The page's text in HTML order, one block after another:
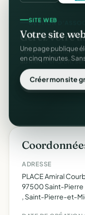
GESTION
Gérez votre
Membres, dons,
au même endroit,
Créer mon
SITE WEB
Votre site
Une page publique
en cinq minutes.
Créer mon site
ADRESSE
PLACE Amiral
97500 Saint-Pierre
, Saint-Pierre-et-